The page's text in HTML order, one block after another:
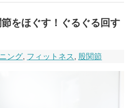
節をほぐす！ぐるぐる回す
ング, フィットネス, 股関節